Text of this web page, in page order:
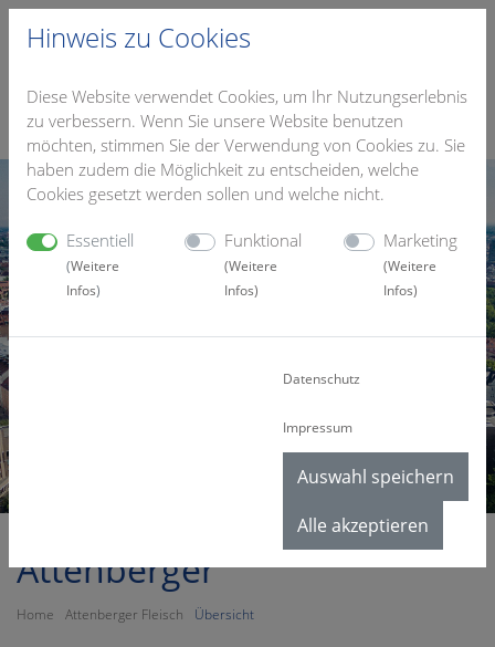
Attenberger
Home Attenberger Fleisch Übersicht
Hinweis zu Cookies
Diese Website verwendet Cookies, um Ihr Nutzungserlebnis
zu verbessern. Wenn Sie unsere Website benutzen
möchten, stimmen Sie der Verwendung von Cookies zu. Sie
haben zudem die Möglichkeit zu entscheiden, welche
Cookies gesetzt werden sollen und welche nicht.
Essentiell
(Weitere
Infos)
Funktional
(Weitere
Infos)
Marketing
(Weitere
Infos)
Datenschutz
Impressum
Auswahl speichern
Alle akzeptieren